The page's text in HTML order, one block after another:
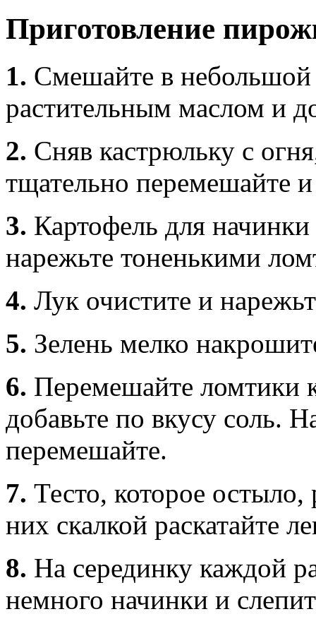
Приготовление
1. Смешайте в небольшой
растительным маслом и
2. Сняв кастрюльку с
тщательно перемешайте
3. Картофель для
нарежьте тоненькими
4. Лук очистите и
5. Зелень мелко
6. Перемешайте ломтики
добавьте по вкусу соль.
перемешайте.
7. Тесто, которое остыло,
них скалкой раскатайте
8. На серединку каждой
немного начинки и